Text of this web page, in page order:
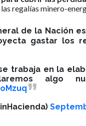
regalías minero-
de la Nación
gastar los
trabaja en la
algo